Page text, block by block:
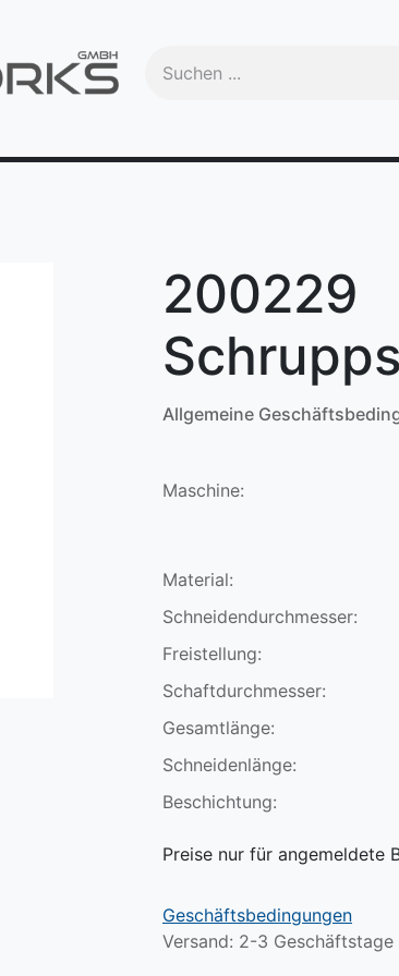
200229
Allgemeine
Maschine:
Material:
Schneidendurchmesser:
Freistellung:
Schaftdurchmesser:
Gesamtlänge:
Schneidenlänge:
Beschichtung:
Preise nur für angemeldete
Geschäftsbedingungen
Versand: 2-3 Geschäftstage